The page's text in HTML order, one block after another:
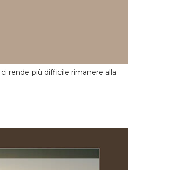
rende più difficile rimanere alla